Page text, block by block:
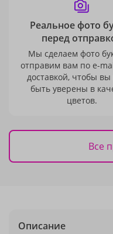
Реальное фото
перед
Мы сделаем фото
отправим вам по e-
доставкой, чтобы вы
быть уверены в
цветов.
Все
Описание